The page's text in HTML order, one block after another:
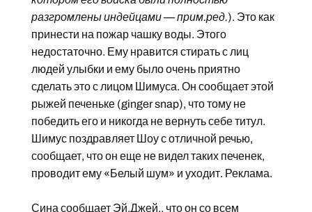
разгромлены индейцами — прим.ред.). Это как
принести на пожар чашку воды. Этого
недостаточно. Ему нравится стирать с лиц
людей улыбки и ему было очень приятно
сделать это с лицом Шимуса. Он сообщает этой
рыжей печеньке (ginger snap), что тому не
победить его и никогда не вернуть себе титул.
Шимус поздравляет Шоу с отличной речью,
сообщает, что он еще не видел таких печенек,
проводит ему «Белый шум» и уходит. Реклама.
Сина сообщает Эй.Джей., что он со всем